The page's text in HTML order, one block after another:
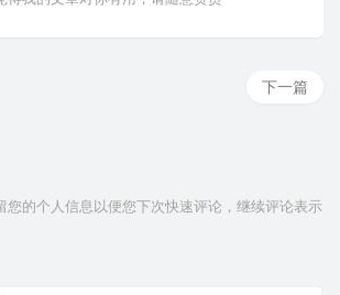
下一篇
您的个人信息以便您下次快速评论，继续评论表示